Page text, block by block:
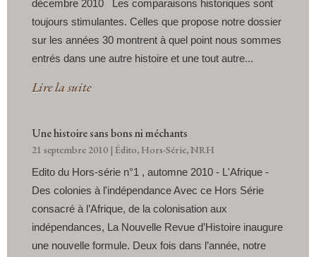
décembre 2010 Les comparaisons historiques sont
toujours stimulantes. Celles que propose notre dossier
sur les années 30 montrent à quel point nous sommes
entrés dans une autre histoire et une tout autre...
Lire la suite
Une histoire sans bons ni méchants
21 septembre 2010 | Édito, Hors-Série,NRH
Edito du Hors-série n°1 , automne 2010 - L'Afrique -
Des colonies à l'indépendance Avec ce Hors Série
consacré à l’Afrique, de la colonisation aux
indépendances, La Nouvelle Revue d’Histoire inaugure
une nouvelle formule. Deux fois dans l’année, notre